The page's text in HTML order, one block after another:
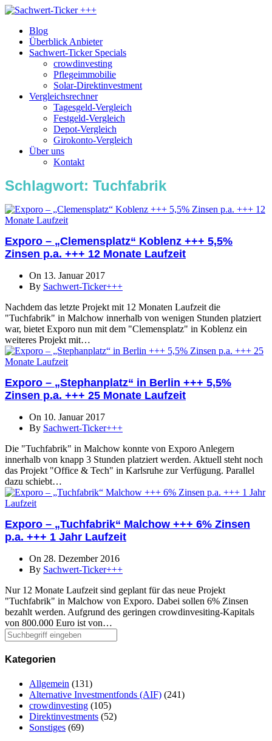
Blog
Überblick Anbieter
Sachwert-Ticker Specials
crowdinvesting
Pflegeimmobilie
Solar-Direktinvestment
Vergleichsrechner
Tagesgeld-Vergleich
Festgeld-Vergleich
Depot-Vergleich
Girokonto-Vergleich
Über uns
Kontakt
Schlagwort: Tuchfabrik
Exporo – „Clemensplatz“ Koblenz +++ 5,5%
Zinsen p.a. +++ 12 Monate Laufzeit
On 13. Januar 2017
By Sachwert-Ticker+++
Nachdem das letzte Projekt mit 12 Monaten Laufzeit die
"Tuchfabrik" in Malchow innerhalb von wenigen Stunden platziert
war, bietet Exporo nun mit dem "Clemensplatz" in Koblenz ein
weiteres Projekt mit…
Exporo – „Stephanplatz“ in Berlin +++ 5,5%
Zinsen p.a. +++ 25 Monate Laufzeit
On 10. Januar 2017
By Sachwert-Ticker+++
Die "Tuchfabrik" in Malchow konnte von Exporo Anlegern
innerhalb von knapp 3 Stunden platziert werden. Aktuell steht noch
das Projekt "Office & Tech" in Karlsruhe zur Verfügung. Parallel
dazu schiebt…
Exporo – „Tuchfabrik“ Malchow +++ 6% Zinsen
p.a. +++ 1 Jahr Laufzeit
On 28. Dezember 2016
By Sachwert-Ticker+++
Nur 12 Monate Laufzeit sind geplant für das neue Projekt
"Tuchfabrik" in Malchow von Exporo. Dabei sollen 6% Zinsen
bezahlt werden. Aufgrund des geringen crowdinvesiting-Kapitals
von 800.000 Euro ist von…
Kategorien
Allgemein (131)
Alternative Investmentfonds (AIF) (241)
crowdinvesting (105)
Direktinvestments (52)
Sonstiges (69)